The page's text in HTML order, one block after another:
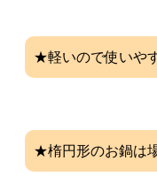
★軽いので使いや
★楕円形のお鍋は